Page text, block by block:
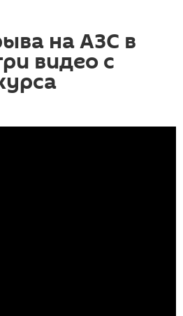
на АЗС в
видео с